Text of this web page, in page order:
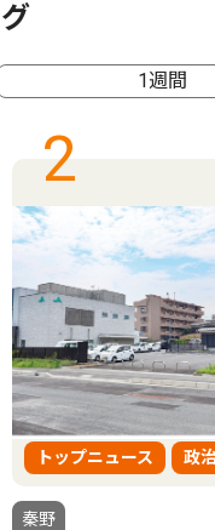
1週間
2
トップニュース 政
秦野